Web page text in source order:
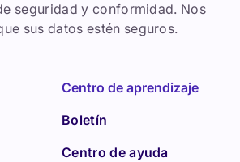
seguridad y conformidad. Nos
sus datos estén seguros.
Centro de aprendizaje
Boletín
Centro de ayuda